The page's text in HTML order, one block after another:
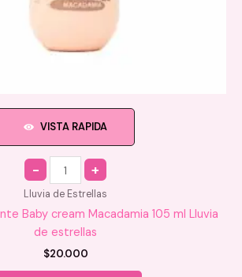
VISTA RAPIDA
Quantity
Lluvia de Estrellas
Baby cream Macadamia 105 ml Lluvia
de estrellas
$20.000